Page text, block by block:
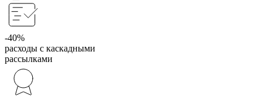
-40%
расходы с каскадными
рассылками